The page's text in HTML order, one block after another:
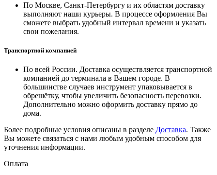
По Москве, Санкт-Петербургу и их областям доставку
выполняют наши курьеры. В процессе оформления Вы
сможете выбрать удобный интервал времени и указать
свои пожелания.
Транспортной компанией
По всей России. Доставка осуществляется транспортной
компанией до терминала в Вашем городе. В
большинстве случаев инструмент упаковывается в
обрешётку, чтобы увеличить безопасность перевозки.
Дополнительно можно оформить доставку прямо до
дома.
Более подробные условия описаны в разделе Доставка. Также
Вы можете связаться с нами любым удобным способом для
уточнения информации.
Оплата